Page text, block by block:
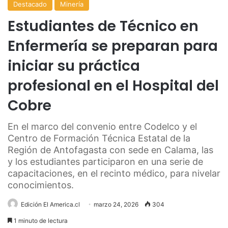
Destacado Minería
Estudiantes de Técnico en
Enfermería se preparan para
iniciar su práctica
profesional en el Hospital del
Cobre
En el marco del convenio entre Codelco y el
Centro de Formación Técnica Estatal de la
Región de Antofagasta con sede en Calama, las
y los estudiantes participaron en una serie de
capacitaciones, en el recinto médico, para nivelar
conocimientos.
Edición El America.cl marzo 24, 2026 304
1 minuto de lectura